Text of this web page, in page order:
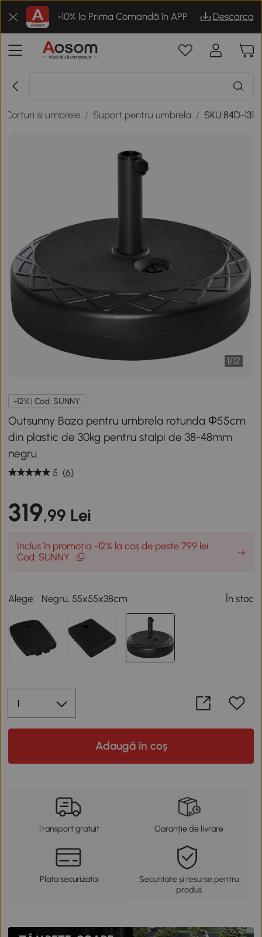
-10% la Prima Comandă în APP Descarca
Corturi si umbrele / Suport pentru umbrela / SKU:84D-131
1/12
-12% | Cod: SUNNY
Outsunny Baza pentru umbrela rotunda Φ55cm
din plastic de 30kg pentru stalpi de 38-48mm
negru
5 (6)
319,99 Lei
Inclus în promoția -12% la coș de peste 799 lei.
Cod: SUNNY
Alege: Negru, 55x55x38cm În stoc
Adaugă în coș
Transport gratuit Garanție de livrare
Plata securizata
Securitate și resurse pentru
produs